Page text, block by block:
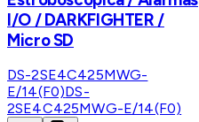
I/O / DARKFIGHTER /
Micro SD
DS-2SE4C425MWG-
E/14(F0)DS-
2SE4C425MWG-E/14(F0)